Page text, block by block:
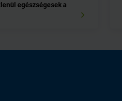
egészségesek a